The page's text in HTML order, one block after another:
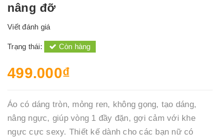
nâng đỡ
Viết đánh giá
Trạng thái: Còn hàng
499.000₫
Áo có dáng tròn, mỏng ren, không gọng, tạo dáng,
nâng ngực, giúp vòng 1 đầy đặn, gợi cảm với khe
ngực cực sexy. Thiết kế dành cho các bạn nữ có